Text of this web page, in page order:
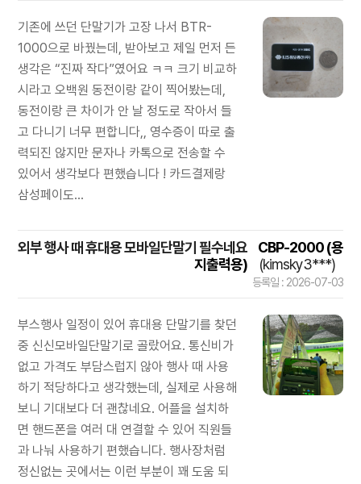
기존에 쓰던 단말기가 고장 나서 BTR-
1000으로 바꿨는데, 받아보고 제일 먼저 든
생각은 “진짜 작다”였어요 ㅋㅋ 크기 비교하
시라고 오백원 동전이랑 같이 찍어봤는데,
동전이랑 큰 차이가 안 날 정도로 작아서 들
고 다니기 너무 편합니다,, 영수증이 따로 출
력되진 않지만 문자나 카톡으로 전송할 수
있어서 생각보다 편했습니다 ! 카드결제랑
삼성페이도...
외부 행사 때 휴대용 모바일단말기 필수네요
CBP-2000 (용
지출력용)
(kimsky3***)
등록일 : 2026-07-03
부스행사 일정이 있어 휴대용 단말기를 찾던
중 신신모바일단말기로 골랐어요. 통신비가
없고 가격도 부담스럽지 않아 행사 때 사용
하기 적당하다고 생각했는데, 실제로 사용해
보니 기대보다 더 괜찮네요. 어플을 설치하
면 핸드폰을 여러 대 연결할 수 있어 직원들
과 나눠 사용하기 편했습니다. 행사장처럼
정신없는 곳에서는 이런 부분이 꽤 도움 되